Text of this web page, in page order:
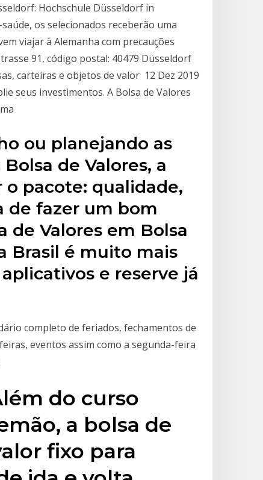
Hochschule Düsseldorf in
os selecionados receberão uma
viajar à Alemanha com precauções
91, código postal: 40479 Düsseldorf
carteiras e objetos de valor 12 Dez 2019
seus investimentos. A Bolsa de Valores
ou planejando as
de Valores, a
pacote: qualidade,
de fazer um bom
de Valores em Bolsa
Brasil é muito mais
e reserve já
completo de feriados, fechamentos de
eventos assim como a segunda-feira
do curso
a bolsa de
fixo para